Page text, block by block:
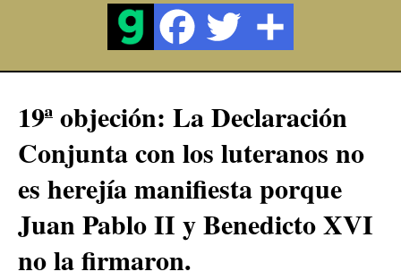
19ª objeción: La Declaración
Conjunta con los luteranos no
es herejía manifiesta porque
Juan Pablo II y Benedicto XVI
no la firmaron.